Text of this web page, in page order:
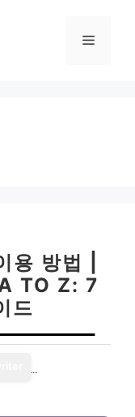
메
용 방법 |
TO Z: 7
드